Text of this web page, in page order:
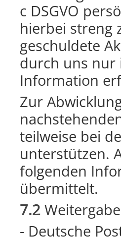
c DSGVO
hierbei streng
geschuldete
durch uns nur
Information
Zur
teilweise bei
unterstützen.
folgenden
übermittelt.
7.2
- Deutsche